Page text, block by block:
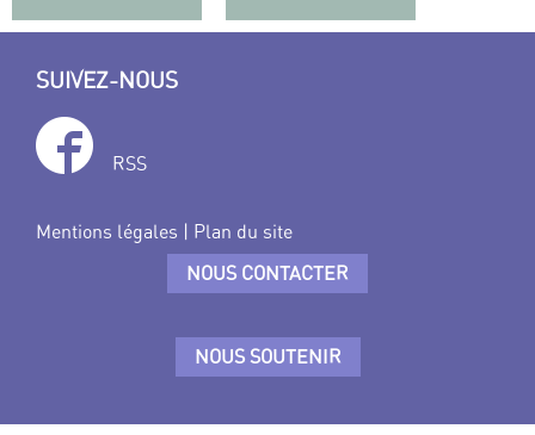
SUIVEZ-NOUS
RSS
Mentions légales | Plan du site
NOUS CONTACTER
NOUS SOUTENIR